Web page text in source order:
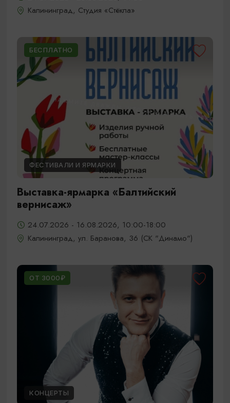
Калининград, Студия «Стёкла»
БЕСПЛАТНО
ФЕСТИВАЛИ И ЯРМАРКИ
Выставка-ярмарка «Балтийский
вернисаж»
24.07.2026 - 16.08.2026, 10:00-18:00
Калининград, ул. Баранова, 36 (СК "Динамо")
ОТ 3000₽
КОНЦЕРТЫ